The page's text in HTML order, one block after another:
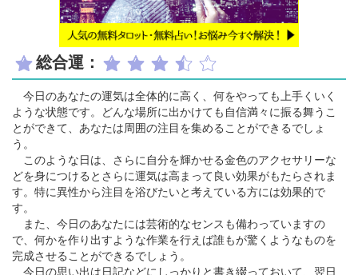
総合運：
今日のあなたの運気は全体的に高く、何をやっても上手くいく
ような状態です。どんな場所に出かけても自信満々に振る舞うこ
とができて、あなたは周囲の注目を集めることができるでしょ
う。
このような日は、さらに自分を輝かせる金色のアクセサリーな
どを身につけるとさらに運気は高まって良い効果がもたらされま
す。特に異性から注目を浴びたいと考えている方には効果的で
す。
また、今日のあなたには芸術的なセンスも備わっていますの
で、何かを作り出すような作業を行えば誰もが驚くようなものを
完成させることができるでしょう。
今日の思い出は日記などにしっかりと書き綴っておいて、翌日